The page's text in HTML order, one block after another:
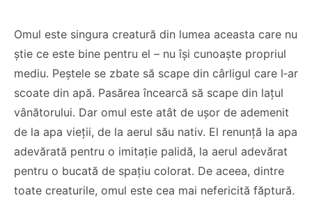
Omul este singura creatură din lumea aceasta care nu
știe ce este bine pentru el – nu își cunoaște propriul
mediu. Peștele se zbate să scape din cârligul care l‑ar
scoate din apă. Pasărea încearcă să scape din lațul
vânătorului. Dar omul este atât de ușor de ademenit
de la apa vieții, de la aerul său nativ. El renunță la apa
adevărată pentru o imitație palidă, la aerul adevărat
pentru o bucată de spațiu colorat. De aceea, dintre
toate creaturile, omul este cea mai nefericită făptură.